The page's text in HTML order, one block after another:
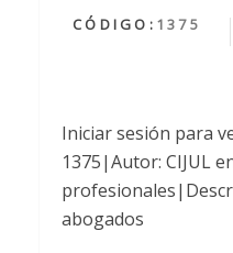
CÓDIGO: 1375
Iniciar sesión para
1375|Autor: CIJUL
abogados